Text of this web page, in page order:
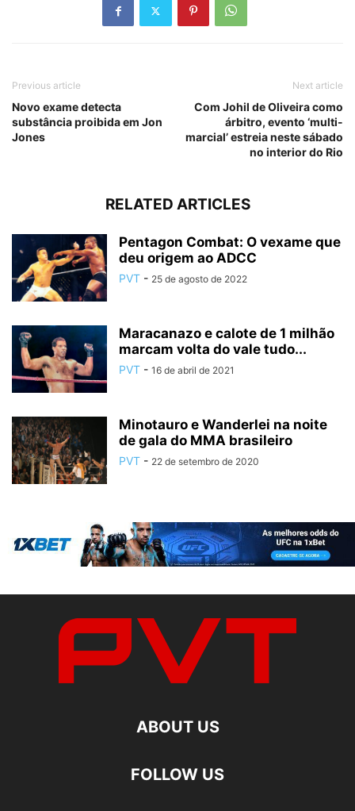
Previous article
Novo exame detecta
substância proibida em Jon
Jones
Next article
Com Johil de Oliveira como
árbitro, evento ‘multi-
marcial’ estreia neste sábado
no interior do Rio
RELATED ARTICLES
Pentagon Combat: O vexame que
deu origem ao ADCC
PVT - 25 de agosto de 2022
Maracanazo e calote de 1 milhão
marcam volta do vale tudo...
PVT - 16 de abril de 2021
Minotauro e Wanderlei na noite
de gala do MMA brasileiro
PVT - 22 de setembro de 2020
ABOUT US
FOLLOW US